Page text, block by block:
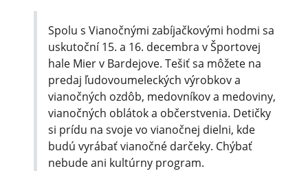
Spolu s Vianočnými zabíjačkovými hodmi sa
uskutoční 15. a 16. decembra v Športovej
hale Mier v Bardejove. Tešiť sa môžete na
predaj ľudovoumeleckých výrobkov a
vianočných ozdôb, medovníkov a medoviny,
vianočných oblátok a občerstvenia. Detičky
si prídu na svoje vo vianočnej dielni, kde
budú vyrábať vianočné darčeky. Chýbať
nebude ani kultúrny program.